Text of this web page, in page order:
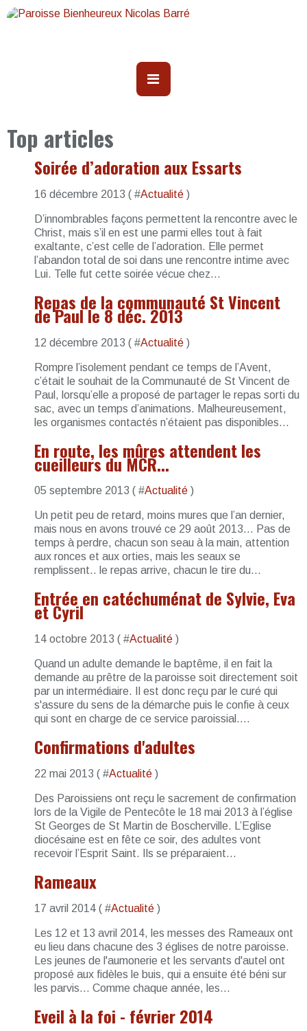
Top articles
Soirée d’adoration aux Essarts
16 décembre 2013 ( #Actualité )
D’innombrables façons permettent la rencontre avec le
Christ, mais s’il en est une parmi elles tout à fait
exaltante, c’est celle de l’adoration. Elle permet
l’abandon total de soi dans une rencontre intime avec
Lui. Telle fut cette soirée vécue chez...
Repas de la communauté St Vincent
de Paul le 8 déc. 2013
12 décembre 2013 ( #Actualité )
Rompre l’isolement pendant ce temps de l’Avent,
c’était le souhait de la Communauté de St Vincent de
Paul, lorsqu’elle a proposé de partager le repas sorti du
sac, avec un temps d’animations. Malheureusement,
les organismes contactés n’étaient pas disponibles...
En route, les mûres attendent les
cueilleurs du MCR...
05 septembre 2013 ( #Actualité )
Un petit peu de retard, moins mures que l’an dernier,
mais nous en avons trouvé ce 29 août 2013... Pas de
temps à perdre, chacun son seau à la main, attention
aux ronces et aux orties, mais les seaux se
remplissent.. le repas arrive, chacun le tire du...
Entrée en catéchuménat de Sylvie, Eva
et Cyril
14 octobre 2013 ( #Actualité )
Quand un adulte demande le baptême, il en fait la
demande au prêtre de la paroisse soit directement soit
par un intermédiaire. Il est donc reçu par le curé qui
s'assure du sens de la démarche puis le confie à ceux
qui sont en charge de ce service paroissial....
Confirmations d'adultes
22 mai 2013 ( #Actualité )
Des Paroissiens ont reçu le sacrement de confirmation
lors de la Vigile de Pentecôte le 18 mai 2013 à l’église
St Georges de St Martin de Boscherville. L’Eglise
diocésaine est en fête ce soir, des adultes vont
recevoir l’Esprit Saint. Ils se préparaient...
Rameaux
17 avril 2014 ( #Actualité )
Les 12 et 13 avril 2014, les messes des Rameaux ont
eu lieu dans chacune des 3 églises de notre paroisse.
Les jeunes de l'aumonerie et les servants d'autel ont
proposé aux fidèles le buis, qui a ensuite été béni sur
les parvis... Comme chaque année, les...
Eveil à la foi - février 2014